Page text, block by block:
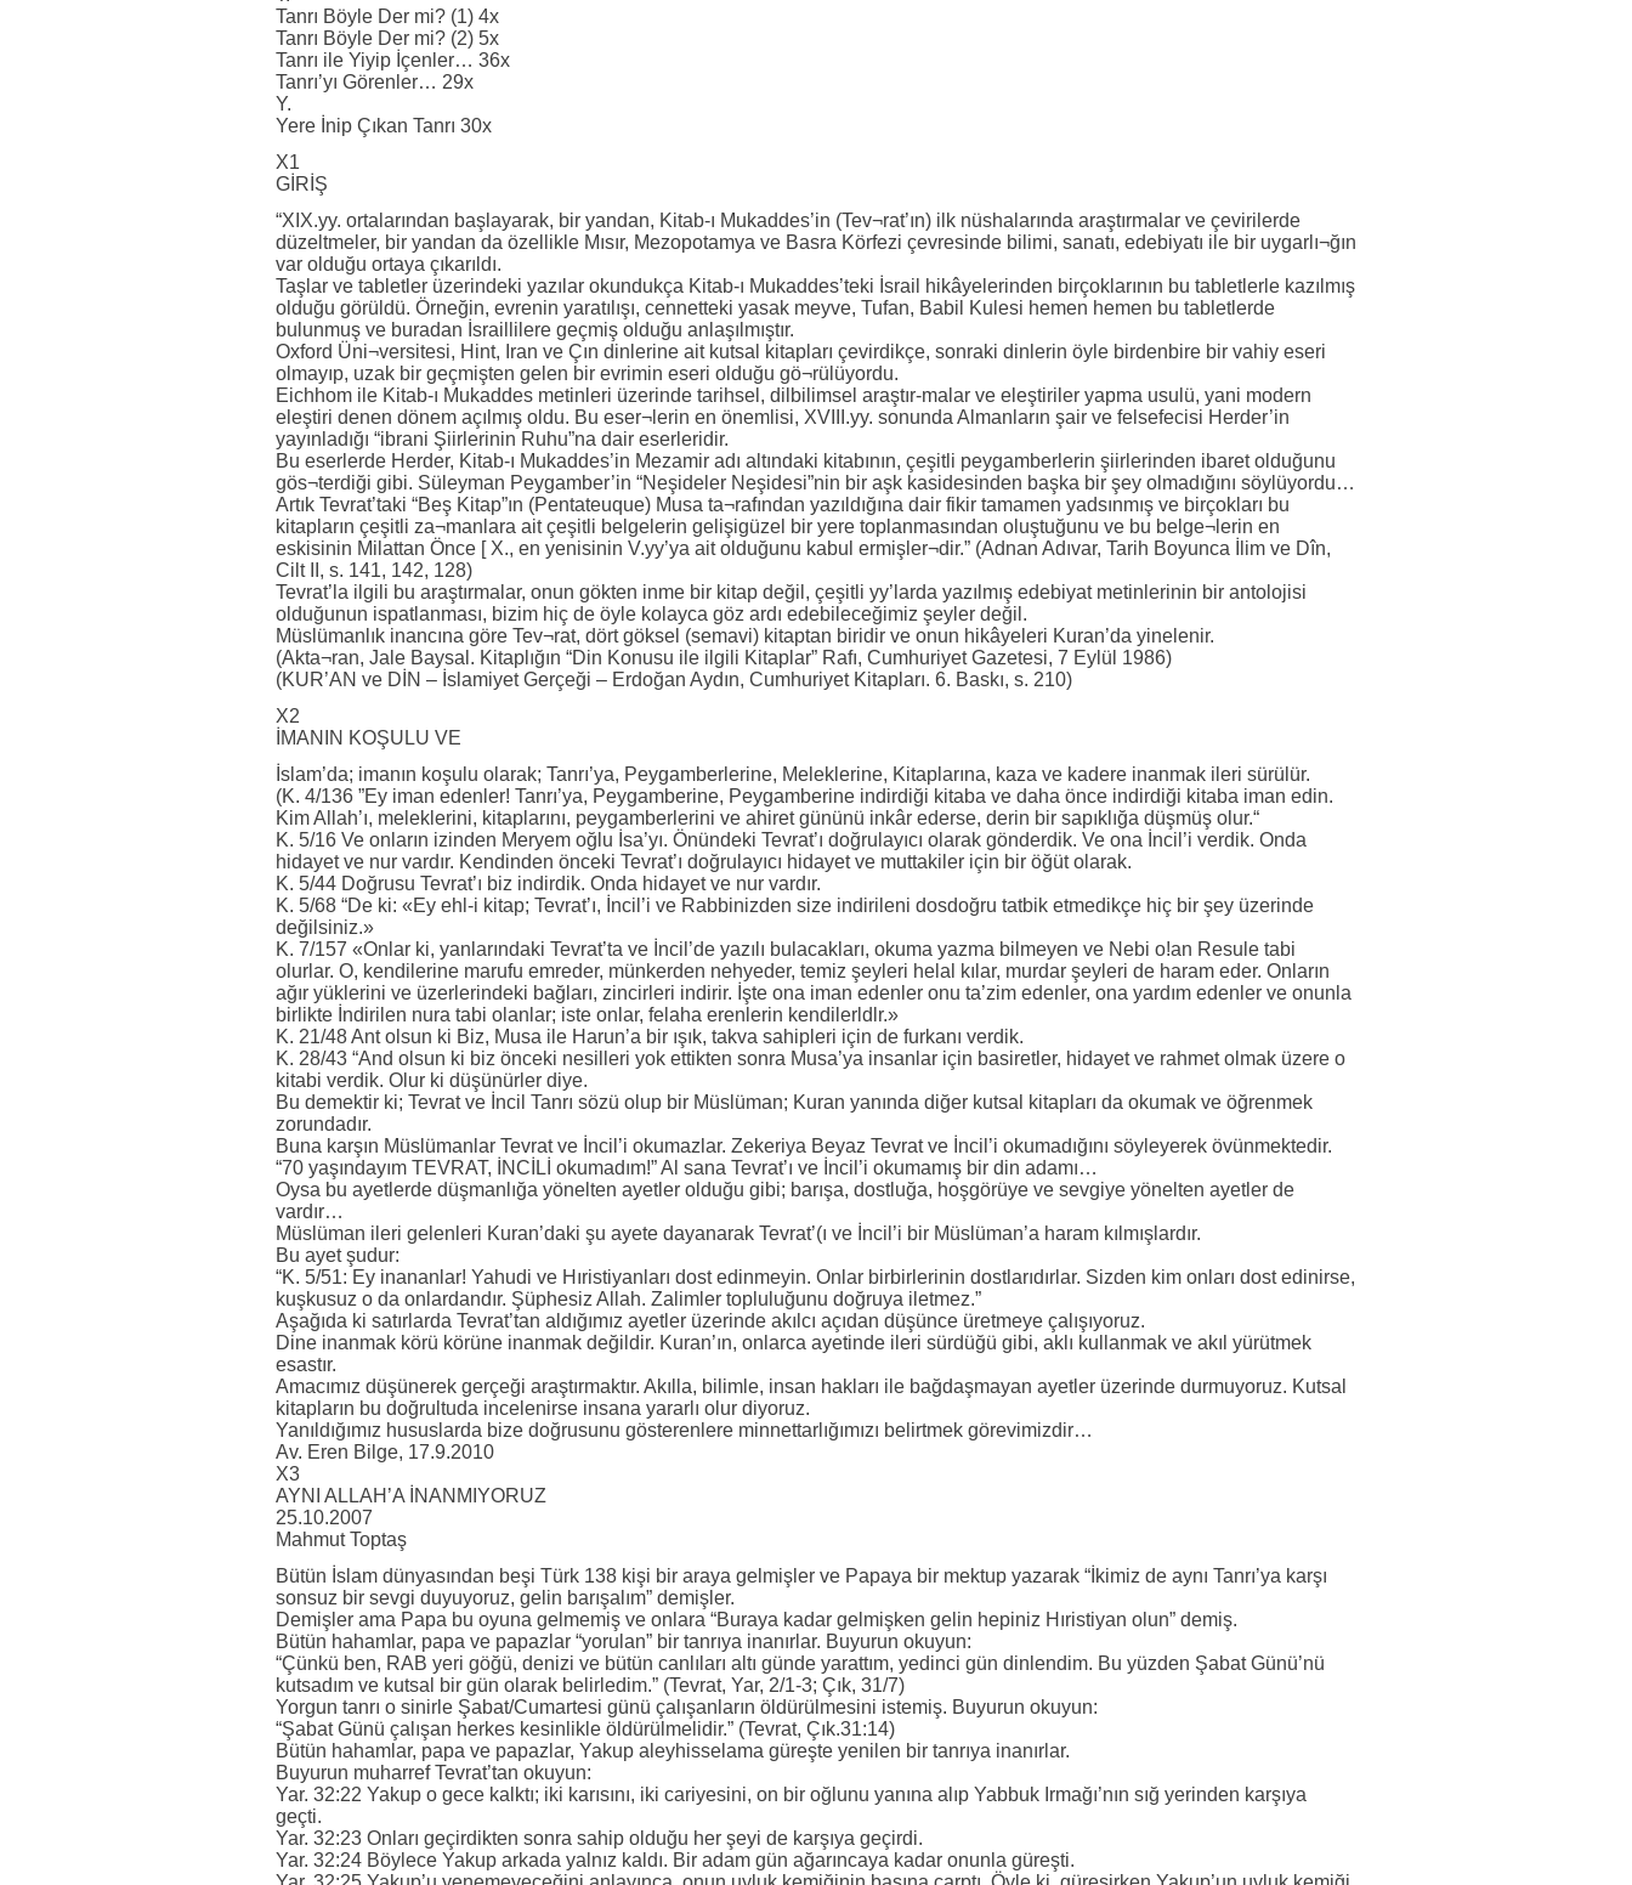
Tanrı Böyle Der mi? (1) 4x
Tanrı Böyle Der mi? (2) 5x
Tanrı ile Yiyip İçenler… 36x
Tanrı’yı Görenler… 29x
Y.
Yere İnip Çıkan Tanrı 30x
X1
GİRİŞ
“XIX.yy. ortalarından başlayarak, bir yandan, Kitab-ı Mukaddes’in (Tev¬rat’ın) ilk nüshalarında araştırmalar ve çevirilerde
düzeltmeler, bir yandan da özellikle Mısır, Mezopotamya ve Basra Körfezi çevresinde bilimi, sanatı, edebiyatı ile bir uygarlı¬ğın
var olduğu ortaya çıkarıldı.
Taşlar ve tabletler üzerindeki yazılar okundukça Kitab-ı Mukaddes’teki İsrail hikâyelerinden birçoklarının bu tabletlerle kazılmış
olduğu görüldü. Örneğin, evrenin yaratılışı, cennetteki yasak meyve, Tufan, Babil Kulesi hemen hemen bu tabletlerde
bulunmuş ve buradan İsraillilere geçmiş olduğu anlaşılmıştır.
Oxford Üni¬versitesi, Hint, Iran ve Çın dinlerine ait kutsal kitapları çevirdikçe, sonraki dinlerin öyle birdenbire bir vahiy eseri
olmayıp, uzak bir geçmişten gelen bir evrimin eseri olduğu gö¬rülüyordu.
Eichhom ile Kitab-ı Mukaddes metinleri üzerinde tarihsel, dilbilimsel araştır-malar ve eleştiriler yapma usulü, yani modern
eleştiri denen dönem açılmış oldu. Bu eser¬lerin en önemlisi, XVIII.yy. sonunda Almanların şair ve felsefecisi Herder’in
yayınladığı “ibrani Şiirlerinin Ruhu”na dair eserleridir.
Bu eserlerde Herder, Kitab-ı Mukaddes’in Mezamir adı altındaki kitabının, çeşitli peygamberlerin şiirlerinden ibaret olduğunu
gös¬terdiği gibi. Süleyman Peygamber’in “Neşideler Neşidesi”nin bir aşk kasidesinden başka bir şey olmadığını söylüyordu…
Artık Tevrat’taki “Beş Kitap”ın (Pentateuque) Musa ta¬rafından yazıldığına dair fikir tamamen yadsınmış ve birçokları bu
kitapların çeşitli za¬manlara ait çeşitli belgelerin gelişigüzel bir yere toplanmasından oluştuğunu ve bu belge¬lerin en
eskisinin Milattan Önce [ X., en yenisinin V.yy’ya ait olduğunu kabul ermişler¬dir.” (Adnan Adıvar, Tarih Boyunca İlim ve Dîn,
Cilt II, s. 141, 142, 128)
Tevrat’la ilgili bu araştırmalar, onun gökten inme bir kitap değil, çeşitli yy’larda yazılmış edebiyat metinlerinin bir antolojisi
olduğunun ispatlanması, bizim hiç de öyle kolayca göz ardı edebileceğimiz şeyler değil.
Müslümanlık inancına göre Tev¬rat, dört göksel (semavi) kitaptan biridir ve onun hikâyeleri Kuran’da yinelenir.
(Akta¬ran, Jale Baysal. Kitaplığın “Din Konusu ile ilgili Kitaplar” Rafı, Cumhuriyet Gazetesi, 7 Eylül 1986)
(KUR’AN ve DİN – İslamiyet Gerçeği – Erdoğan Aydın, Cumhuriyet Kitapları. 6. Baskı, s. 210)
X2
İMANIN KOŞULU VE
İslam’da; imanın koşulu olarak; Tanrı’ya, Peygamberlerine, Meleklerine, Kitaplarına, kaza ve kadere inanmak ileri sürülür.
(K. 4/136 ”Ey iman edenler! Tanrı’ya, Peygamberine, Peygamberine indirdiği kitaba ve daha önce indirdiği kitaba iman edin.
Kim Allah’ı, meleklerini, kitaplarını, peygamberlerini ve ahiret gününü inkâr ederse, derin bir sapıklığa düşmüş olur.“
K. 5/16 Ve onların izinden Meryem oğlu İsa’yı. Önündeki Tevrat’ı doğrulayıcı olarak gönderdik. Ve ona İncil’i verdik. Onda
hidayet ve nur vardır. Kendinden önceki Tevrat’ı doğrulayıcı hidayet ve muttakiler için bir öğüt olarak.
K. 5/44 Doğrusu Tevrat’ı biz indirdik. Onda hidayet ve nur vardır.
K. 5/68 “De ki: «Ey ehl-i kitap; Tevrat’ı, İncil’i ve Rabbinizden size indirileni dosdoğru tatbik etmedikçe hiç bir şey üzerinde
değilsiniz.»
K. 7/157 «Onlar ki, yanlarındaki Tevrat’ta ve İncil’de yazılı bulacakları, okuma yazma bilmeyen ve Nebi o!an Resule tabi
olurlar. O, kendilerine marufu emreder, münkerden nehyeder, temiz şeyleri helal kılar, murdar şeyleri de haram eder. Onların
ağır yüklerini ve üzerlerindeki bağları, zincirleri indirir. İşte ona iman edenler onu ta’zim edenler, ona yardım edenler ve onunla
birlikte İndirilen nura tabi olanlar; iste onlar, felaha erenlerin kendilerldlr.»
K. 21/48 Ant olsun ki Biz, Musa ile Harun’a bir ışık, takva sahipleri için de furkanı verdik.
K. 28/43 “And olsun ki biz önceki nesilleri yok ettikten sonra Musa’ya insanlar için basiretler, hidayet ve rahmet olmak üzere o
kitabi verdik. Olur ki düşünürler diye.
Bu demektir ki; Tevrat ve İncil Tanrı sözü olup bir Müslüman; Kuran yanında diğer kutsal kitapları da okumak ve öğrenmek
zorundadır.
Buna karşın Müslümanlar Tevrat ve İncil’i okumazlar. Zekeriya Beyaz Tevrat ve İncil’i okumadığını söyleyerek övünmektedir.
“70 yaşındayım TEVRAT, İNCİLİ okumadım!” Al sana Tevrat’ı ve İncil’i okumamış bir din adamı…
Oysa bu ayetlerde düşmanlığa yönelten ayetler olduğu gibi; barışa, dostluğa, hoşgörüye ve sevgiye yönelten ayetler de
vardır…
Müslüman ileri gelenleri Kuran’daki şu ayete dayanarak Tevrat’(ı ve İncil’i bir Müslüman’a haram kılmışlardır.
Bu ayet şudur:
“K. 5/51: Ey inananlar! Yahudi ve Hıristiyanları dost edinmeyin. Onlar birbirlerinin dostlarıdırlar. Sizden kim onları dost edinirse,
kuşkusuz o da onlardandır. Şüphesiz Allah. Zalimler topluluğunu doğruya iletmez.”
Aşağıda ki satırlarda Tevrat’tan aldığımız ayetler üzerinde akılcı açıdan düşünce üretmeye çalışıyoruz.
Dine inanmak körü körüne inanmak değildir. Kuran’ın, onlarca ayetinde ileri sürdüğü gibi, aklı kullanmak ve akıl yürütmek
esastır.
Amacımız düşünerek gerçeği araştırmaktır. Akılla, bilimle, insan hakları ile bağdaşmayan ayetler üzerinde durmuyoruz. Kutsal
kitapların bu doğrultuda incelenirse insana yararlı olur diyoruz.
Yanıldığımız hususlarda bize doğrusunu gösterenlere minnettarlığımızı belirtmek görevimizdir…
Av. Eren Bilge, 17.9.2010
X3
AYNI ALLAH’A İNANMIYORUZ
25.10.2007
Mahmut Toptaş
Bütün İslam dünyasından beşi Türk 138 kişi bir araya gelmişler ve Papaya bir mektup yazarak “İkimiz de aynı Tanrı’ya karşı
sonsuz bir sevgi duyuyoruz, gelin barışalım” demişler.
Demişler ama Papa bu oyuna gelmemiş ve onlara “Buraya kadar gelmişken gelin hepiniz Hıristiyan olun” demiş.
Bütün hahamlar, papa ve papazlar “yorulan” bir tanrıya inanırlar. Buyurun okuyun:
“Çünkü ben, RAB yeri göğü, denizi ve bütün canlıları altı günde yarattım, yedinci gün dinlendim. Bu yüzden Şabat Günü’nü
kutsadım ve kutsal bir gün olarak belirledim.” (Tevrat, Yar, 2/1-3; Çık, 31/7)
Yorgun tanrı o sinirle Şabat/Cumartesi günü çalışanların öldürülmesini istemiş. Buyurun okuyun:
“Şabat Günü çalışan herkes kesinlikle öldürülmelidir.” (Tevrat, Çık.31:14)
Bütün hahamlar, papa ve papazlar, Yakup aleyhisselama güreşte yenilen bir tanrıya inanırlar.
Buyurun muharref Tevrat’tan okuyun:
Yar. 32:22 Yakup o gece kalktı; iki karısını, iki cariyesini, on bir oğlunu yanına alıp Yabbuk Irmağı’nın sığ yerinden karşıya
geçti.
Yar. 32:23 Onları geçirdikten sonra sahip olduğu her şeyi de karşıya geçirdi.
Yar. 32:24 Böylece Yakup arkada yalnız kaldı. Bir adam gün ağarıncaya kadar onunla güreşti.